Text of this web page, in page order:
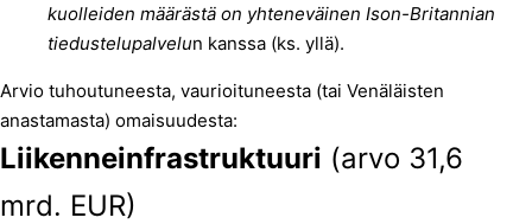
kuolleiden määrästä on yhteneväinen Ison-Britannian
tiedustelupalvelun kanssa (ks. yllä).
Arvio tuhoutuneesta, vaurioituneesta (tai Venäläisten
anastamasta) omaisuudesta:
Liikenneinfrastruktuuri (arvo 31,6
mrd. EUR)